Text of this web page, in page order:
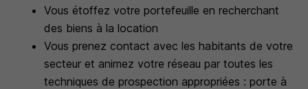
Vous étoffez votre portefeuille en recherchant
des biens à la location
Vous prenez contact avec les habitants de votre
secteur et animez votre réseau par toutes les
techniques de prospection appropriées : porte à